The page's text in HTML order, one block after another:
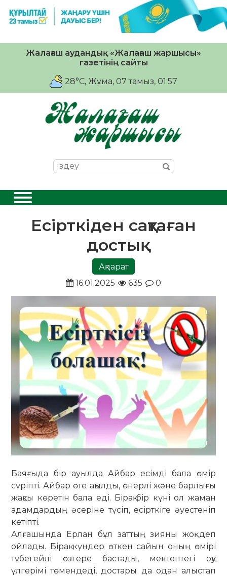
Жалағаш аудандық «Жалағаш жаршысы»
газетінің сайты
28°C, Жұма, 07 тамыз, 01:57
Есірткіден сақтаған
достық
Ақпарат
16.01.2025
635 0
Баяғыда бір ауылда Айбар есімді бала өмір
сүріпті. Айбар өте ақылды, өнерлі және барлығы
жақсы көретін бала еді. Бірақ бір күні ол жаман
адамдардың әсеріне түсіп, есірткіге әуестеніп
кетіпті.
Алғашында Ерлан бұл заттың зияны жоқ деп
ойлады. Бірақ күндер өткен сайын оның өмірі
түбегейлі өзгере бастады, мектептегі оқу
үлгерімі төмендеді, достары да одан алыстап